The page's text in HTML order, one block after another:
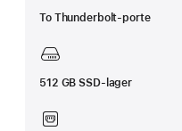
To Thunderbolt-porte
512 GB SSD-lager